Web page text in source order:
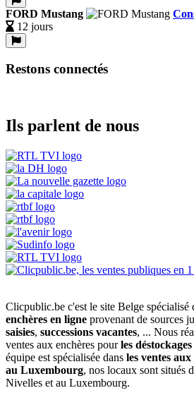
FORD Mustang
12 jours
Restons connectés
Ils parlent de nous
Clicpublic.be c'est le site Belge spécialisé
enchères en ligne provenant de sources
saisies, successions vacantes, ... Nous
ventes aux enchères pourles
équipe est spécialisée dans les ventes
au Luxembourg, nos locaux sont situés
Nivelles et au Luxembourg.